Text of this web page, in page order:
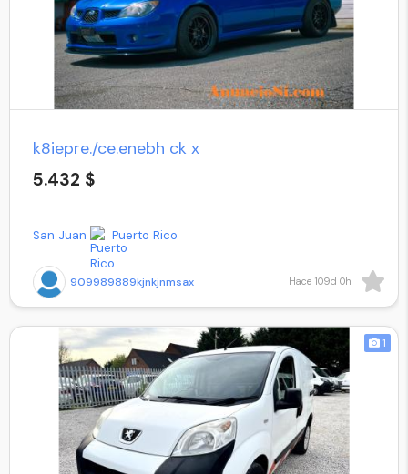
k8iepre./ce.enebh ck x
5.432 $
909989889kjnkjnmsax
San Juan Puerto Rico
Hace 109d 0h
1